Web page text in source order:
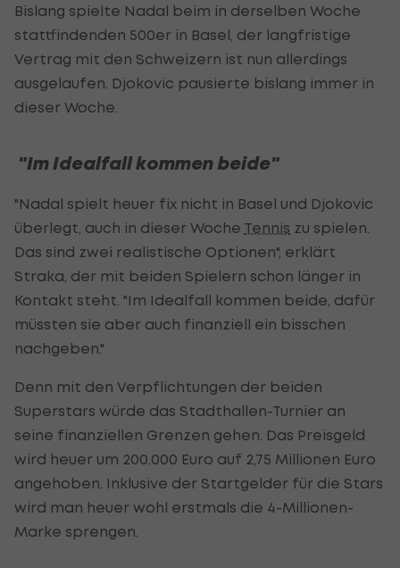
Bislang spielte Nadal beim in derselben Woche
stattfindenden 500er in Basel, der langfristige
Vertrag mit den Schweizern ist nun allerdings
ausgelaufen. Djokovic pausierte bislang immer in
dieser Woche.
"Im Idealfall kommen beide"
"Nadal spielt heuer fix nicht in Basel und Djokovic
überlegt, auch in dieser Woche Tennis zu spielen.
Das sind zwei realistische Optionen", erklärt
Straka, der mit beiden Spielern schon länger in
Kontakt steht. "Im Idealfall kommen beide, dafür
müssten sie aber auch finanziell ein bisschen
nachgeben."
Denn mit den Verpflichtungen der beiden
Superstars würde das Stadthallen-Turnier an
seine finanziellen Grenzen gehen. Das Preisgeld
wird heuer um 200.000 Euro auf 2,75 Millionen Euro
angehoben. Inklusive der Startgelder für die Stars
wird man heuer wohl erstmals die 4-Millionen-
Marke sprengen.